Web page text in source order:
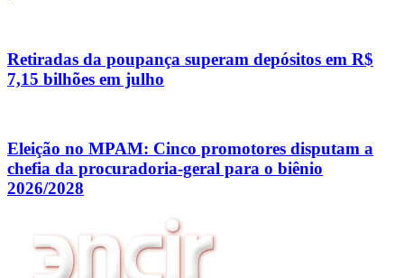
Retiradas da poupança superam depósitos em R$
7,15 bilhões em julho
Eleição no MPAM: Cinco promotores disputam a
chefia da procuradoria-geral para o biênio
2026/2028